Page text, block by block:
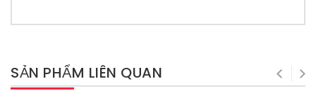
SẢN PHẨM LIÊN QUAN